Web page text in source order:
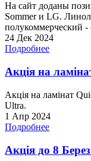
На сайт доданы
Sommer и LG.
полукоммерческий -
24 Дек 2024
Подробнее
Акція на
Акція на ламінат
Ultra.
1 Апр 2024
Подробнее
Акція до 8